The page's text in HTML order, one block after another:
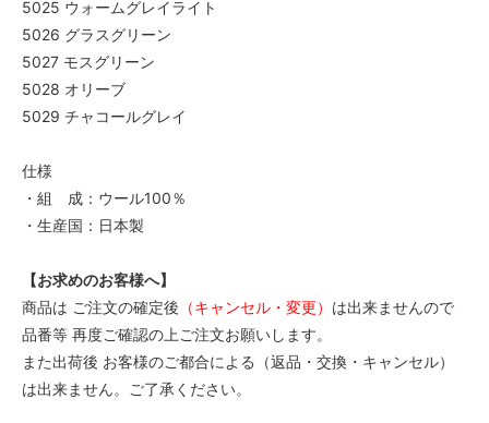
5025 ウォームグレイライト
5026 グラスグリーン
5027 モスグリーン
5028 オリーブ
5029 チャコールグレイ
仕様
・組 成：ウール100％
・生産国：日本製
【お求めのお客様へ】
商品は ご注文の確定後 （キャンセル・変更） は出来ませんので
品番等 再度ご確認の上ご注文お願いします。
また出荷後 お客様のご都合による（返品・交換・キャンセル）
は出来ません。ご了承ください。